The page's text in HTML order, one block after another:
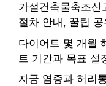
가설건축물축조
절차 안내, 꿀팁
다이어트 몇 개월
트 기간과 목표 설
자궁 염증과 허리